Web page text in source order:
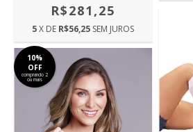
R$281,25
5X DE R$56,25 SEM JUROS
10%
OFF
comprando 2
ou mais